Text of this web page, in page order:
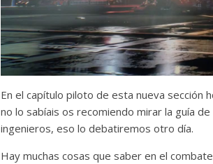
En el capítulo piloto de esta nueva sección
no lo sabíais os recomiendo mirar la guía
ingenieros, eso lo debatiremos otro día.
Hay muchas cosas que saber en el